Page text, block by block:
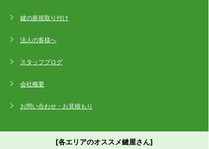
鍵の新規取り付け
法人の客様へ
スタッフブログ
会社概要
お問い合わせ・お見積もり
[各エリアのオススメ鍵屋さん]